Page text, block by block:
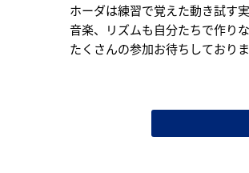
ホーダは練習で覚えた動き試す
音楽、リズムも自分たちで作り
たくさんの参加お待ちしておりま